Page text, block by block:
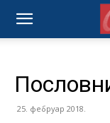
25. фебруар 2018.